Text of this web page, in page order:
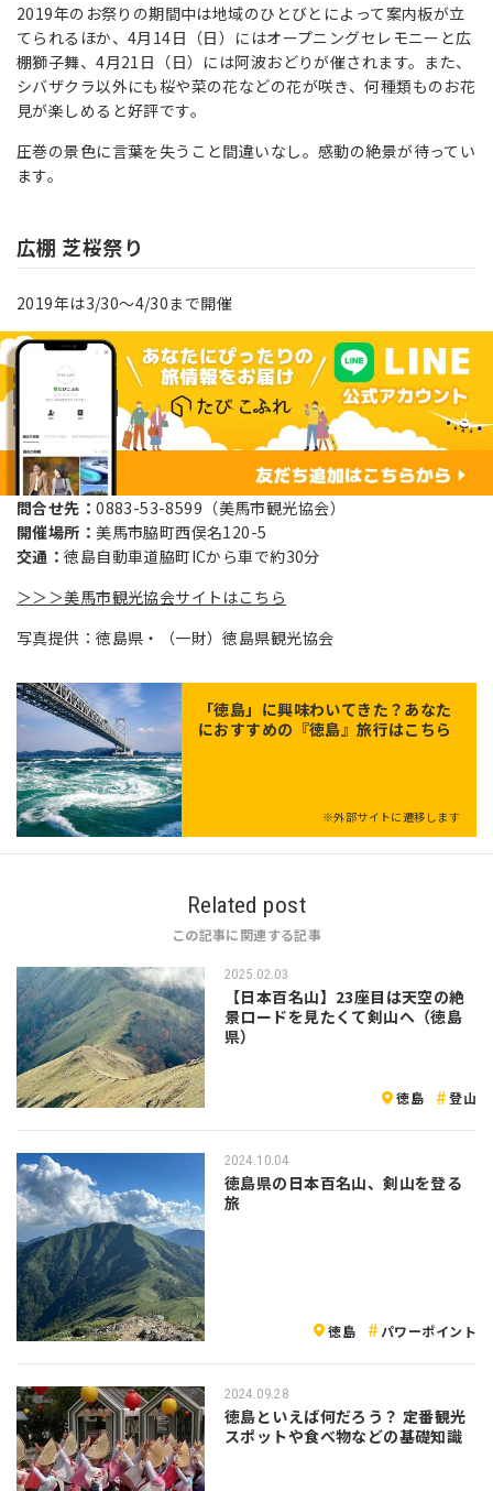
2019年のお祭りの期間中は地域のひとびとによって案内板が立
てられるほか、4月14日（日）にはオープニングセレモニーと広
棚獅子舞、4月21日（日）には阿波おどりが催されます。また、
シバザクラ以外にも桜や菜の花などの花が咲き、何種類ものお花
見が楽しめると好評です。
圧巻の景色に言葉を失うこと間違いなし。感動の絶景が待ってい
ます。
広棚 芝桜祭り
2019年は3/30～4/30まで開催
問合せ先：0883-53-8599（美馬市観光協会）
開催場所：美馬市脇町西俣名120-5
交通：徳島自動車道脇町ICから車で約30分
＞＞＞美馬市観光協会サイトはこちら
写真提供：徳島県・（一財）徳島県観光協会
「徳島」に興味わいてきた？あなた
におすすめの『徳島』旅行はこちら
※外部サイトに遷移します
Related post
この記事に関連する記事
2025.02.03
【日本百名山】23座目は天空の絶
景ロードを見たくて剣山へ（徳島
県）
徳島 登山
2024.10.04
徳島県の日本百名山、剣山を登る
旅
徳島 パワーポイント
2024.09.28
徳島といえば何だろう？ 定番観光
スポットや食べ物などの基礎知識